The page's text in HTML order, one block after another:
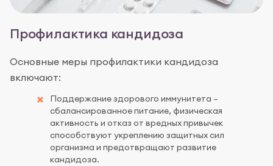
Профилактика кандидоза
Основные меры профилактики кандидоза
включают:
Поддержание здорового иммунитета –
сбалансированное питание, физическая
активность и отказ от вредных привычек
способствуют укреплению защитных сил
организма и предотвращают развитие
кандидоза.